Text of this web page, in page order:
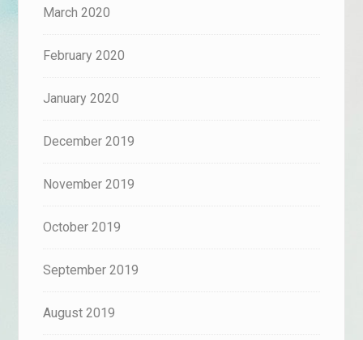
March 2020
February 2020
January 2020
December 2019
November 2019
October 2019
September 2019
August 2019